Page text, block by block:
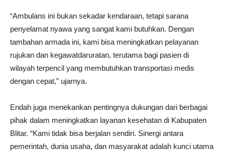
“Ambulans ini bukan sekadar kendaraan, tetapi sarana
penyelamat nyawa yang sangat kami butuhkan. Dengan
tambahan armada ini, kami bisa meningkatkan pelayanan
rujukan dan kegawatdaruratan, terutama bagi pasien di
wilayah terpencil yang membutuhkan transportasi medis
dengan cepat,” ujarnya.
Endah juga menekankan pentingnya dukungan dari berbagai
pihak dalam meningkatkan layanan kesehatan di Kabupaten
Blitar. “Kami tidak bisa berjalan sendiri. Sinergi antara
pemerintah, dunia usaha, dan masyarakat adalah kunci utama